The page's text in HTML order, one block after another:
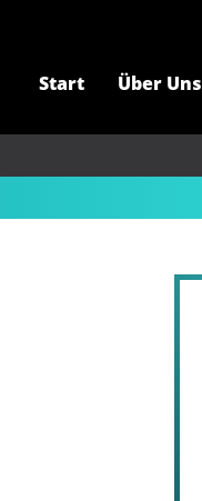
Start Über Uns